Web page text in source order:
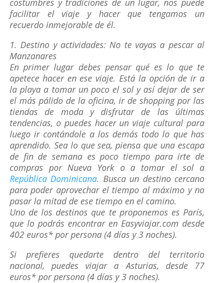
costumbres y tradiciones de un lugar, nos puede
facilitar el viaje y hacer que tengamos un
recuerdo inmejorable de él.
1. Destino y actividades: No te vayas a pescar al
Manzanares
En primer lugar debes pensar qué es lo que te
apetece hacer en ese viaje. Está la opción de ir a
la playa a tomar un poco el sol y así dejar de ser
el más pálido de la oficina, ir de shopping por las
tiendas de moda y disfrutar de las últimas
tendencias, o puedes hacer un viaje cultural para
luego ir contándole a los demás todo lo que has
aprendido. Sea lo que sea, piensa que una escapa
de fin de semana es poco tiempo para irte de
compras por Nueva York o a tomar el sol a
República Dominicana. Busca un destino cercano
para poder aprovechar el tiempo al máximo y no
pasar la mitad de ese tiempo en el camino.
Uno de los destinos que te proponemos es París,
que lo podrás encontrar en Easyviajar.com desde
402 euros* por persona (4 días y 3 noches).
Si prefieres quedarte dentro del territorio
nacional, puedes viajar a Asturias, desde 77
euros* por persona (4 días y 3 noches).